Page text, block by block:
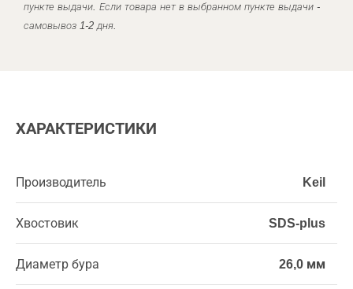
пункте выдачи. Если товара нет в выбранном пункте выдачи -
самовывоз 1-2 дня.
ХАРАКТЕРИСТИКИ
Производитель Keil
Хвостовик SDS-plus
Диаметр бура 26,0 мм